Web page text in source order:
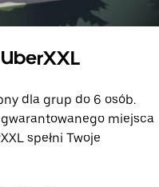
dla grup do 6 osób.
miejsca
spełni Twoje